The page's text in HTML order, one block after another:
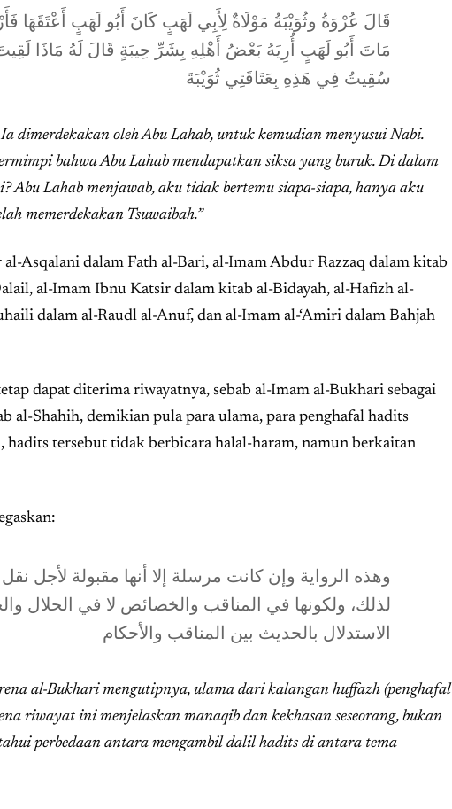
قَالَ عُرْوَةُ وثُوَيْبَةُ مَوْلَاةٌ لِأَبِي لَهَبٍ كَانَ أَبُو لَهَبٍ أَعْتَقَهَا
مَاتَ أَبُو لَهَبٍ أُرِيَهُ بَعْضُ أَهْلِهِ بِشَرِّ حِيبَةٍ قَالَ لَهُ مَاذَا
سُقِيتُ فِي هَذِهِ بِعَتَاقَتِي ثُوَيْبَةَ
dimerdekakan oleh Abu Lahab, untuk kemudian menyusui Nabi.
bahwa Abu Lahab mendapatkan siksa yang buruk. Di dalam
Abu Lahab menjawab, aku tidak bertemu siapa-siapa, hanya aku
memerdekakan Tsuwaibah.”
Asqalani dalam Fath al-Bari, al-Imam Abdur Razzaq dalam kitab
al-Imam Ibnu Katsir dalam kitab al-Bidayah, al-Hafizh al-
dalam al-Raudl al-Anuf, dan al-Imam al-‘Amiri dalam Bahjah
dapat diterima riwayatnya, sebab al-Imam al-Bukhari sebagai
Shahih, demikian pula para ulama, para penghafal hadits
hadits tersebut tidak berbicara halal-haram, namun berkaitan
وهذه الرواية وإن كانت مرسلة إلا أنها مقبولة لأجل
لذلك، ولكونها في المناقب والخصائص لا في الحلال
الاستدلال بالحديث بين المناقب والأحكام
al-Bukhari mengutipnya, ulama dari kalangan huffazh (penghafal
riwayat ini menjelaskan manaqib dan kekhasan seseorang, bukan
perbedaan antara mengambil dalil hadits di antara tema